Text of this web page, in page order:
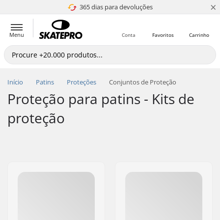
365 dias para devoluções
4.8 de 5 ×
Menu Carrinho
Favoritos
Conta
Início Patins Proteções Conjuntos de Proteção
Proteção para patins - Kits de
proteção